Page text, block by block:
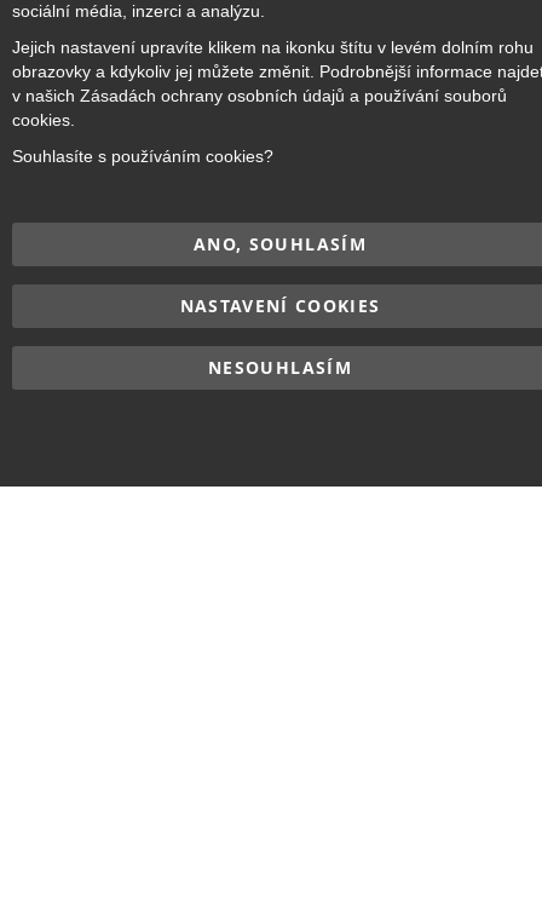
Přihlásit odběr
sociální média, inzerci a analýzu.
Jejich nastavení upravíte klikem na ikonku štítu v levém dolním rohu
obrazovky a kdykoliv jej můžete změnit. Podrobnější informace
v našich Zásadách ochrany osobních údajů a používání souborů
cookies.
Souhlasíte s používáním cookies?
ANO, SOUHLASÍM
NASTAVENÍ COOKIES
NESOUHLASÍM